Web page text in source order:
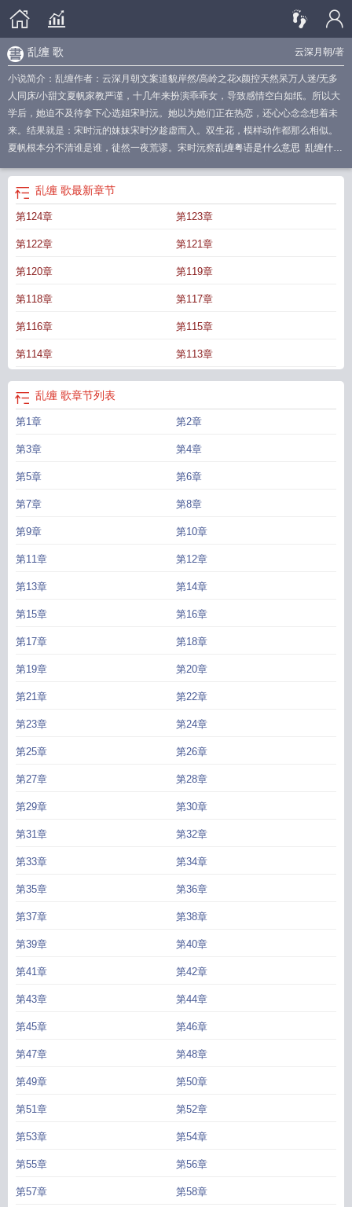
云深月朝/著
乱缠 歌
小说简介：乱缠作者：云深月朝文案道貌岸然/高岭之花x颜控天然呆万人迷/无多
人同床/小甜文夏帆家教严谨，十几年来扮演乖乖女，导致感情空白如纸。所以大
学后，她迫不及待拿下心选姐宋时沅。她以为她们正在热恋，还心心念念想着未
来。结果就是：宋时沅的妹妹宋时汐趁虚而入。双生花，模样动作都那么相似。
夏帆根本分不清谁是谁，徒然一夜荒谬。宋时沅察乱缠粤语是什么意思 乱缠什么
为渔讲什么
乱缠陆小渔乱缠是什么意思广东话
么意思
gl 笔趣阁乱缠表情包 我信与你继续乱缠
乱缠 歌最新章节
第124章 第123章
第122章 第121章
第120章 第119章
第118章 第117章
第116章 第115章
第114章 第113章
乱缠 歌章节列表
第1章 第2章
第3章 第4章
第5章 第6章
第7章 第8章
第9章 第10章
第11章 第12章
第13章 第14章
第15章 第16章
第17章 第18章
第19章 第20章
第21章 第22章
第23章 第24章
第25章 第26章
第27章 第28章
第29章 第30章
第31章 第32章
第33章 第34章
第35章 第36章
第37章 第38章
第39章 第40章
第41章 第42章
第43章 第44章
第45章 第46章
第47章 第48章
第49章 第50章
第51章 第52章
第53章 第54章
第55章 第56章
第57章 第58章